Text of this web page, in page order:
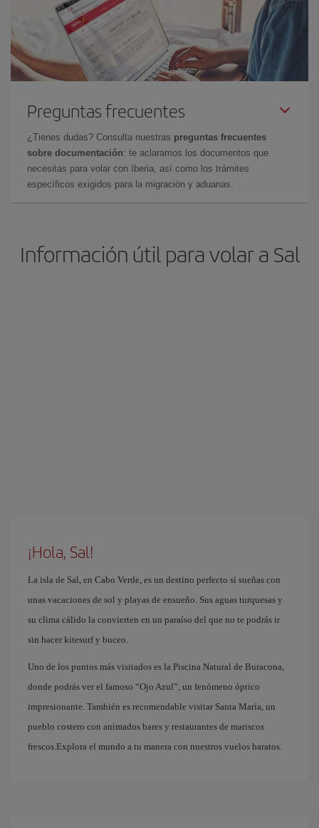
Preguntas frecuentes
¿Tienes dudas? Consulta nuestras preguntas frecuentes
sobre documentación: te aclaramos los documentos que
necesitas para volar con Iberia, así como los trámites
específicos exigidos para la migración y aduanas.
Información útil para volar a Sal
¡Hola, Sal!
La isla de Sal, en Cabo Verde, es un destino perfecto si sueñas con
unas vacaciones de sol y playas de ensueño. Sus aguas turquesas y
su clima cálido la convierten en un paraíso del que no te podrás ir
sin hacer kitesurf y buceo.
Uno de los puntos más visitados es la Piscina Natural de Buracona,
donde podrás ver el famoso “Ojo Azul”, un fenómeno óptico
impresionante. También es recomendable visitar Santa María, un
pueblo costero con animados bares y restaurantes de mariscos
frescos.Explora el mundo a tu manera con nuestros vuelos baratos.